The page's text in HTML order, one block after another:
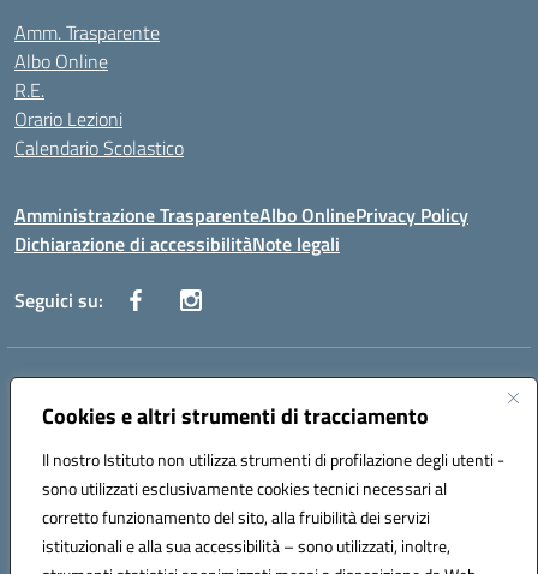
Cookies e altri strumenti di tracciamento
Il nostro Istituto non utilizza strumenti di profilazione degli utenti -
sono utilizzati esclusivamente cookies tecnici necessari al
corretto funzionamento del sito, alla fruibilità dei servizi
istituzionali e alla sua accessibilità – sono utilizzati, inoltre,
Amm. Trasparente
Albo Online
R.E.
Orario Lezioni
Calendario Scolastico
Amministrazione TrasparenteAlbo OnlinePrivacy Policy
Dichiarazione di accessibilitàNote legali
Seguici su:
Indirizzo:Via Vecchini n. 2, Ancona 60123 - Via M. Marini n. 33, Ancona
60129
Posta elettronica certificata (PEC):anis01200g@pec.istruzione.it
Codice fiscale: 93122280428
Codice meccanografico:ANIS01200G
Codice Indice delle Pubbliche Amministrazioni (IPA): istsc_ANIS01200G